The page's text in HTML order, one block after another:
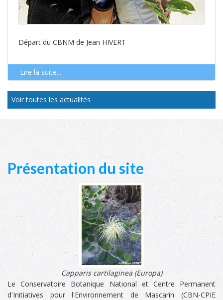
Départ du CBNM de Jean HIVERT
Lire la suite...
Voir toutes les actualités
Présentation du site
Capparis cartilaginea (Europa)
Le Conservatoire Botanique National et Centre Permanent
d'Initiatives pour l'Environnement de Mascarin (CBN-CPIE